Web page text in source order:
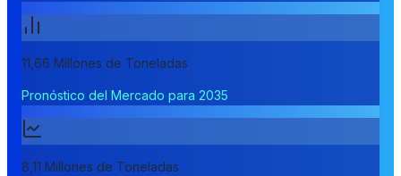
11,66 Millones de Toneladas
Pronóstico del Mercado para 2035
8,11 Millones de Toneladas